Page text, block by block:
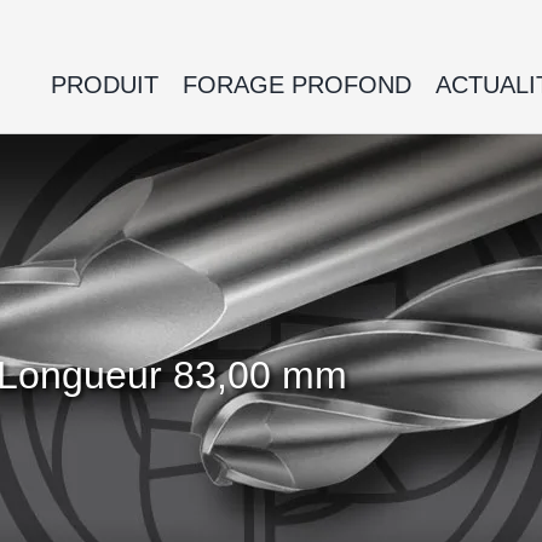
PRODUIT FORAGE PROFOND
83,00 mm